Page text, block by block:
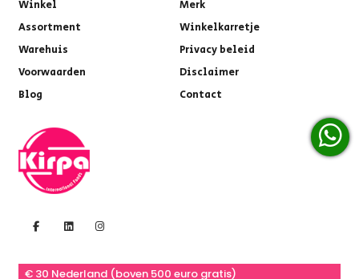
Winkel
Merk
Assortment
Winkelkarretje
Warehuis
Privacy beleid
Voorwaarden
Disclaimer
Blog
Contact
€ 30 Nederland (boven 500 euro gratis)